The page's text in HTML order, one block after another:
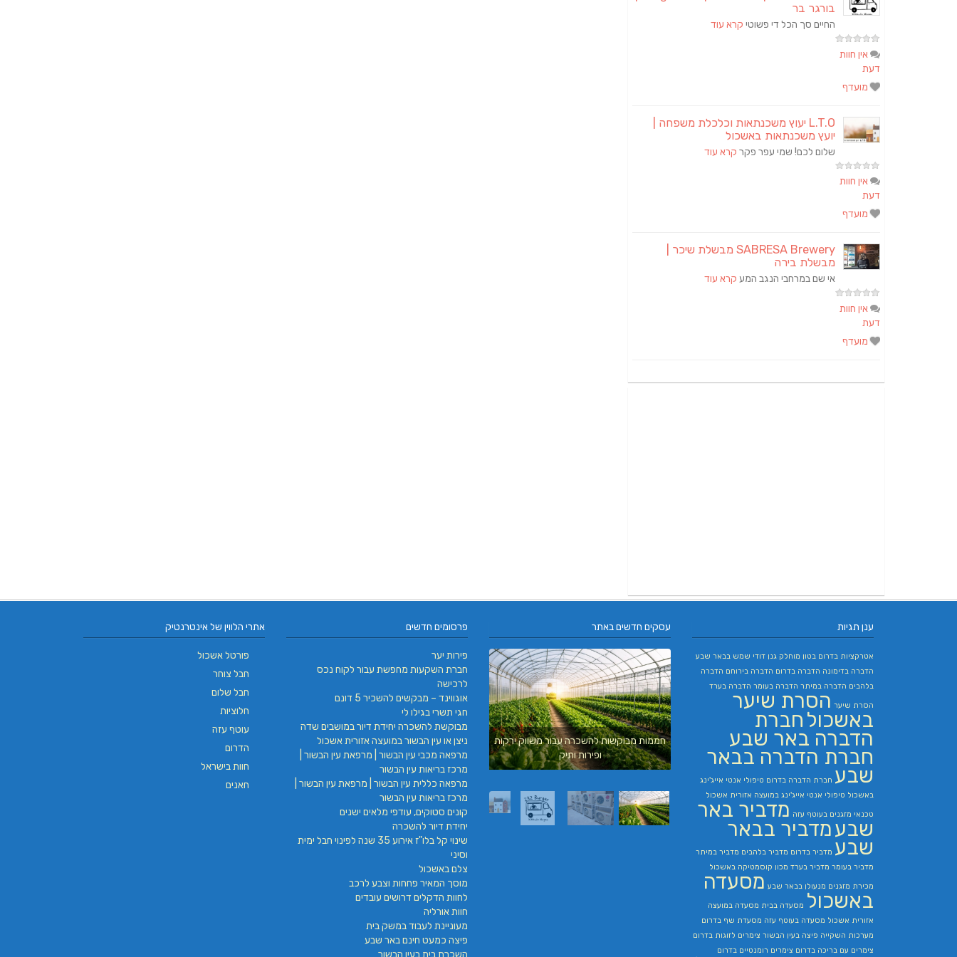
בורגר בר
החיים סך הכל די פשוטי קרא עוד
אין חוות
דעת
מועדף
L.T.O יעוץ משכנתאות וכלכלת משפחה |
יועץ משכנתאות באשכול
שלום לכם! שמי עפר פקר קרא עוד
אין חוות
דעת
מועדף
SABRESA Brewery מבשלת שיכר |
מבשלת בירה
אי שם במרחבי הנגב המע קרא עוד
אין חוות
דעת
מועדף
אתרי הלווין של אינטרנטיק
פורטל אשכול
חבל צוחר
חבל שלום
חלוציות
עוטף עזה
הדרום
חוות בישראל
חאנים
פרסומים חדשים
פירות יער
חברת השקעות מחפשת עבור לקוח נכס
לרכישה
אוגווינד – מבקשים להשכיר 5 דונם
חגי תשרי בגילו לי
מבוקשת להשכרה יחידת דיור במושבים שדה
ניצן או עין הבשור במועצה אזורית אשכול
מרפאה מכבי עין הבשור | מרפאת עין הבשור |
מרכז בריאות עין הבשור
מרפאה כללית עין הבשור | מרפאת עין הבשור |
מרכז בריאות עין הבשור
קונים סטוקים, עודפי מלאים ישנים
יחידת דיור להשכרה
שינוי קל בלו"ז אירוע 35 שנה לפינוי חבל ימית
וסיני
צלם באשכול
מוסך המאיר פחחות וצבע לרכב
לחוות הדקלים דרושים עובדים
חוות אורליה
מעוניינת לעבוד במשק בית
פיצה כמעט חינם באר שבע
השכרת בית בעין הבשור
עסקים חדשים באתר
חממות מבוקשות להשכרה עבור משווק ירקות
ופירות ותיק
עילאי מיזוג אוויר | טכנאי מזגנים | מתקין מזגנים
| תיקון מזגנים
ענן תגיות
אטרקציות בדרום בטון מוחלק גנן דודי שמש בבאר שבע
הדברה בדימונה הדברה בדרום הדברה בירוחם הדברה
בלהבים הדברה במיתר הדברה בעומר הדברה בערד
הסרת שיער הסרת שיער
באשכול חברת
הדברה באר שבע
חברת הדברה בבאר
שבע חברת הדברה בדרום טיפולי אנטי אייג'ינג
באשכול טיפולי אנטי אייג'ינג במועצה אזורית אשכול
טכנאי מזגנים בעוטף עזה מדביר באר
שבעמדביר בבאר
שבע מדביר בדרום מדביר בלהבים מדביר במיתר
מדביר בעומר מדביר בערד מכון קוסמטיקה באשכול
מכירת מזגנים מנעולן בבאר שבע מסעדה
באשכול מסעדה בבית מסעדה במועצה
אזורית אשכול מסעדה בעוטף עזה מסעדת שף בדרום
מערכות השקייה פיצה בעין הבשור צימרים לזוגות בדרום
צימרים עם בריכה בדרום צימרים רומנטיים בדרום